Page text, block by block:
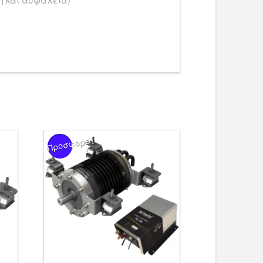
Προσφορά!